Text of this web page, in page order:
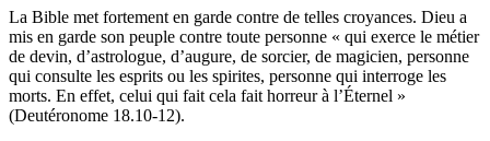
La Bible met fortement en garde contre de telles croyances. Dieu a
mis en garde son peuple contre toute personne « qui exerce le métier
de devin, d’astrologue, d’augure, de sorcier, de magicien, personne
qui consulte les esprits ou les spirites, personne qui interroge les
morts. En effet, celui qui fait cela fait horreur à l’Éternel »
(Deutéronome 18.10-12).